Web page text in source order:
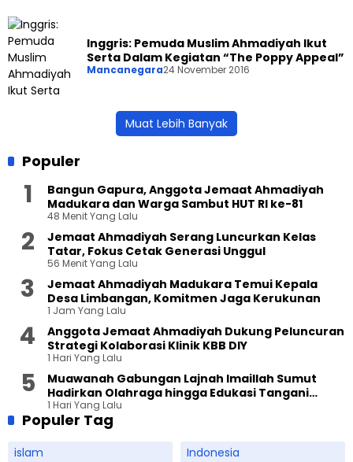
Inggris: Pemuda Muslim Ahmadiyah Ikut
Serta Dalam Kegiatan “The Poppy Appeal”
Mancanegara24 November 2016
Muat Lebih Banyak
Populer
Bangun Gapura, Anggota Jemaat Ahmadiyah
Madukara dan Warga Sambut HUT RI ke-81
48 Menit Yang Lalu
Jemaat Ahmadiyah Serang Luncurkan Kelas
Tatar, Fokus Cetak Generasi Unggul
56 Menit Yang Lalu
Jemaat Ahmadiyah Madukara Temui Kepala
Desa Limbangan, Komitmen Jaga Kerukunan
1 Jam Yang Lalu
Anggota Jemaat Ahmadiyah Dukung Peluncuran
Strategi Kolaborasi Klinik KBB DIY
1 Hari Yang Lalu
Muawanah Gabungan Lajnah Imaillah Sumut
Hadirkan Olahraga hingga Edukasi Tangani
Sampah
1 Hari Yang Lalu
Populer Tag
islam
Indonesia